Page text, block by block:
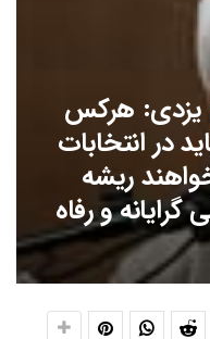
یزدی: هرکس
در انتخابات
ریشه
و رفاه